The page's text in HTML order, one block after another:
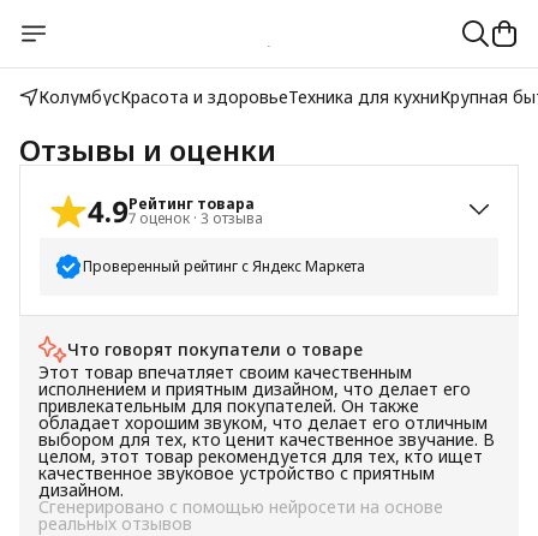
КолумбусКрасота и здоровьеТехника для кухниКрупная
Отзывы и оценки
4.9Рейтинг товара
7 оценок · 3 отзыва
Проверенный рейтинг с Яндекс Маркета
5 звёзд
6
4 звезды
3 звезды
2 звезды
1 звезда 0
Что говорят покупатели о товаре
Этот товар впечатляет своим качественным
исполнением и приятным дизайном, что делает его
привлекательным для покупателей. Он также
обладает хорошим звуком, что делает его отличным
выбором для тех, кто ценит качественное звучание. В
целом, этот товар рекомендуется для тех, кто ищет
качественное звуковое устройство с приятным
дизайном.
Сгенерировано с помощью нейросети на основе
реальных отзывов